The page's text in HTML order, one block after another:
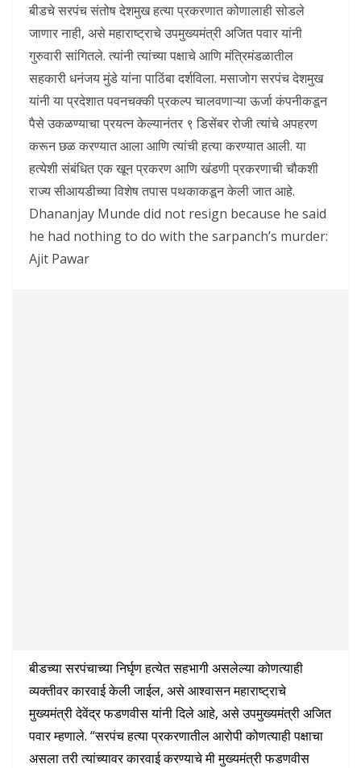
बीडचे सरपंच संतोष देशमुख हत्या प्रकरणात कोणालाही सोडले
जाणार नाही, असे महाराष्ट्राचे उपमुख्यमंत्री अजित पवार यांनी
गुरुवारी सांगितले. त्यांनी त्यांच्या पक्षाचे आणि मंत्रिमंडळातील
सहकारी धनंजय मुंडे यांना पाठिंबा दर्शविला. मसाजोग सरपंच देशमुख
यांनी या प्रदेशात पवनचक्की प्रकल्प चालवणाऱ्या ऊर्जा कंपनीकडून
पैसे उकळण्याचा प्रयत्न केल्यानंतर ९ डिसेंबर रोजी त्यांचे अपहरण
करून छळ करण्यात आला आणि त्यांची हत्या करण्यात आली. या
हत्येशी संबंधित एक खून प्रकरण आणि खंडणी प्रकरणाची चौकशी
राज्य सीआयडीच्या विशेष तपास पथकाकडून केली जात आहे.
Dhananjay Munde did not resign because he said
he had nothing to do with the sarpanch’s murder:
Ajit Pawar
बीडच्या सरपंचाच्या निर्घृण हत्येत सहभागी असलेल्या कोणत्याही
व्यक्तीवर कारवाई केली जाईल, असे आश्वासन महाराष्ट्राचे
मुख्यमंत्री देवेंद्र फडणवीस यांनी दिले आहे, असे उपमुख्यमंत्री अजित
पवार म्हणाले. “सरपंच हत्या प्रकरणातील आरोपी कोणत्याही पक्षाचा
असला तरी त्यांच्यावर कारवाई करण्याचे मी मुख्यमंत्री फडणवीस